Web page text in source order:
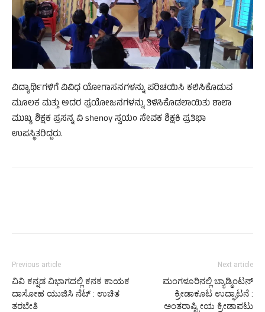
ವಿದ್ಯಾರ್ಥಿಗಳಿಗೆ ವಿವಿಧ ಯೋಗಾಸನಗಳನ್ನು ಪರಿಚಯಿಸಿ ಕಲಿಸಿಕೊಡುವ
ಮೂಲಕ ಮತ್ತು ಅದರ ಪ್ರಯೋಜನಗಳನ್ನು ತಿಳಿಸಿಕೊಡಲಾಯಿತು ಶಾಲಾ
ಮುಖ್ಯ ಶಿಕ್ಷಕ ಪ್ರಸನ್ನ ವಿ shenoy ಸ್ವಯಂ ಸೇವಕ ಶಿಕ್ಷಕಿ ಪ್ರತಿಭಾ
ಉಪಸ್ಥಿತರಿದ್ದರು.
Previous article
ವಿವಿ ಕನ್ನಡ ವಿಭಾಗದಲ್ಲಿ ಕನಕ ಕಾಯಕ
ದಾಸೋಹ ಯುಜಿಸಿ ನೆಟ್ : ಉಚಿತ
ತರಬೇತಿ
Next article
ಮಂಗಳೂರಿನಲ್ಲಿ ಬ್ಯಾಡ್ಮಿಂಟನ್
ಕ್ರೀಡಾಕೂಟ ಉದ್ಘಾಟನೆ :
ಅಂತರಾಷ್ಟ್ರೀಯ ಕ್ರೀಡಾಪಟು